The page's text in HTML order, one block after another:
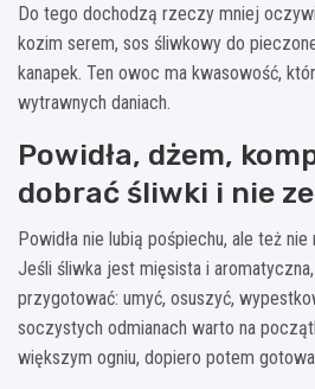
Do tego dochodzą rzeczy mniej
kozim serem, sos śliwkowy do
kanapek. Ten owoc ma kwasowość,
wytrawnych daniach.
Powidła, dżem,
dobrać śliwki i nie
Powidła nie lubią pośpiechu, ale też
Jeśli śliwka jest mięsista i
przygotować: umyć, osuszyć,
soczystych odmianach warto na
większym ogniu, dopiero potem